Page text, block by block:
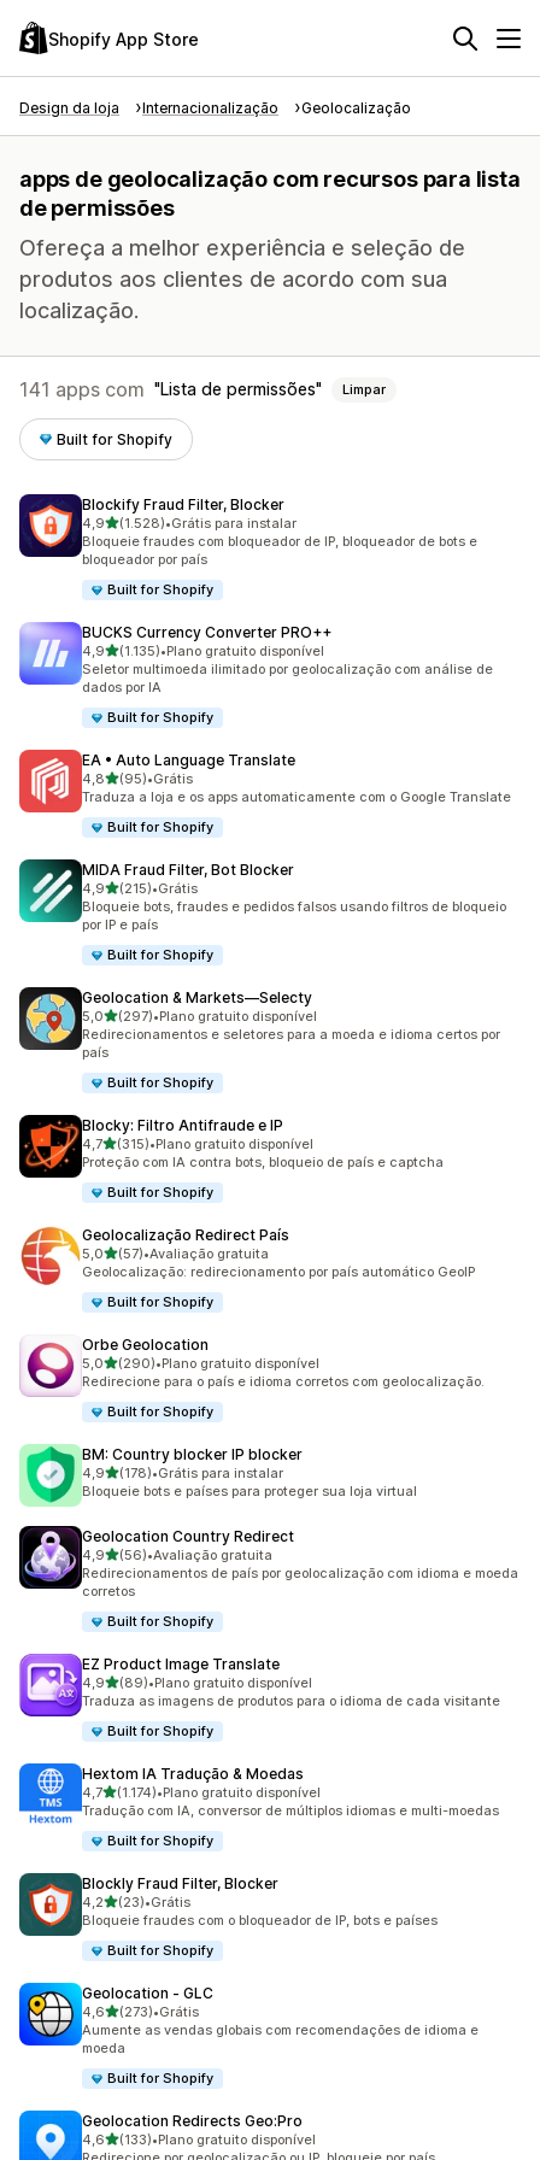
Shopify App Store
Design da loja Internacionalização Geolocalização
apps de geolocalização com recursos para lista
de permissões
Ofereça a melhor experiência e seleção de
produtos aos clientes de acordo com sua
localização.
141 apps com Lista de permissões Limpar
Built for Shopify
Blockify Fraud Filter, Blocker
4,9de 5 estrelas
(1.528)
1528 avaliações ao todo
•Grátis para instalar
Bloqueie fraudes com bloqueador de IP, bloqueador de bots e
bloqueador por país
Built for Shopify
BUCKS Currency Converter PRO++
4,9de 5 estrelas
(1.135)
1135 avaliações ao todo
•Plano gratuito disponível
Seletor multimoeda ilimitado por geolocalização com análise de
dados por IA
Built for Shopify
EA • Auto Language Translate
4,8de 5 estrelas
(95)
95 avaliações ao todo
•Grátis
Traduza a loja e os apps automaticamente com o Google Translate
Built for Shopify
MIDA Fraud Filter, Bot Blocker
4,9de 5 estrelas
(215)
215 avaliações ao todo
•Grátis
Bloqueie bots, fraudes e pedidos falsos usando filtros de bloqueio
por IP e país
Built for Shopify
Geolocation & Markets—Selecty
5,0de 5 estrelas
(297)
297 avaliações ao todo
•Plano gratuito disponível
Redirecionamentos e seletores para a moeda e idioma certos por
país
Built for Shopify
Blocky: Filtro Antifraude e IP
4,7de 5 estrelas
(315)
315 avaliações ao todo
•Plano gratuito disponível
Proteção com IA contra bots, bloqueio de país e captcha
Built for Shopify
Geolocalização Redirect País
5,0de 5 estrelas
(57)
57 avaliações ao todo
•Avaliação gratuita
Geolocalização: redirecionamento por país automático GeoIP
Built for Shopify
Orbe Geolocation
5,0de 5 estrelas
(290)
290 avaliações ao todo
•Plano gratuito disponível
Redirecione para o país e idioma corretos com geolocalização.
Built for Shopify
BM: Country blocker IP blocker
4,9de 5 estrelas
(178)
178 avaliações ao todo
•Grátis para instalar
Bloqueie bots e países para proteger sua loja virtual
Geolocation Country Redirect
4,9de 5 estrelas
(56)
56 avaliações ao todo
•Avaliação gratuita
Redirecionamentos de país por geolocalização com idioma e moeda
corretos
Built for Shopify
EZ Product Image Translate
4,9de 5 estrelas
(89)
89 avaliações ao todo
•Plano gratuito disponível
Traduza as imagens de produtos para o idioma de cada visitante
Built for Shopify
Hextom IA Tradução & Moedas
4,7de 5 estrelas
(1.174)
1174 avaliações ao todo
•Plano gratuito disponível
Tradução com IA, conversor de múltiplos idiomas e multi-moedas
Built for Shopify
Blockly Fraud Filter, Blocker
4,2de 5 estrelas
(23)
23 avaliações ao todo
•Grátis
Bloqueie fraudes com o bloqueador de IP, bots e países
Built for Shopify
Geolocation ‑ GLC
4,6de 5 estrelas
(273)
273 avaliações ao todo
•Grátis
Aumente as vendas globais com recomendações de idioma e
moeda
Built for Shopify
Geolocation Redirects Geo:Pro
4,6de 5 estrelas
(133)
133 avaliações ao todo
•Plano gratuito disponível